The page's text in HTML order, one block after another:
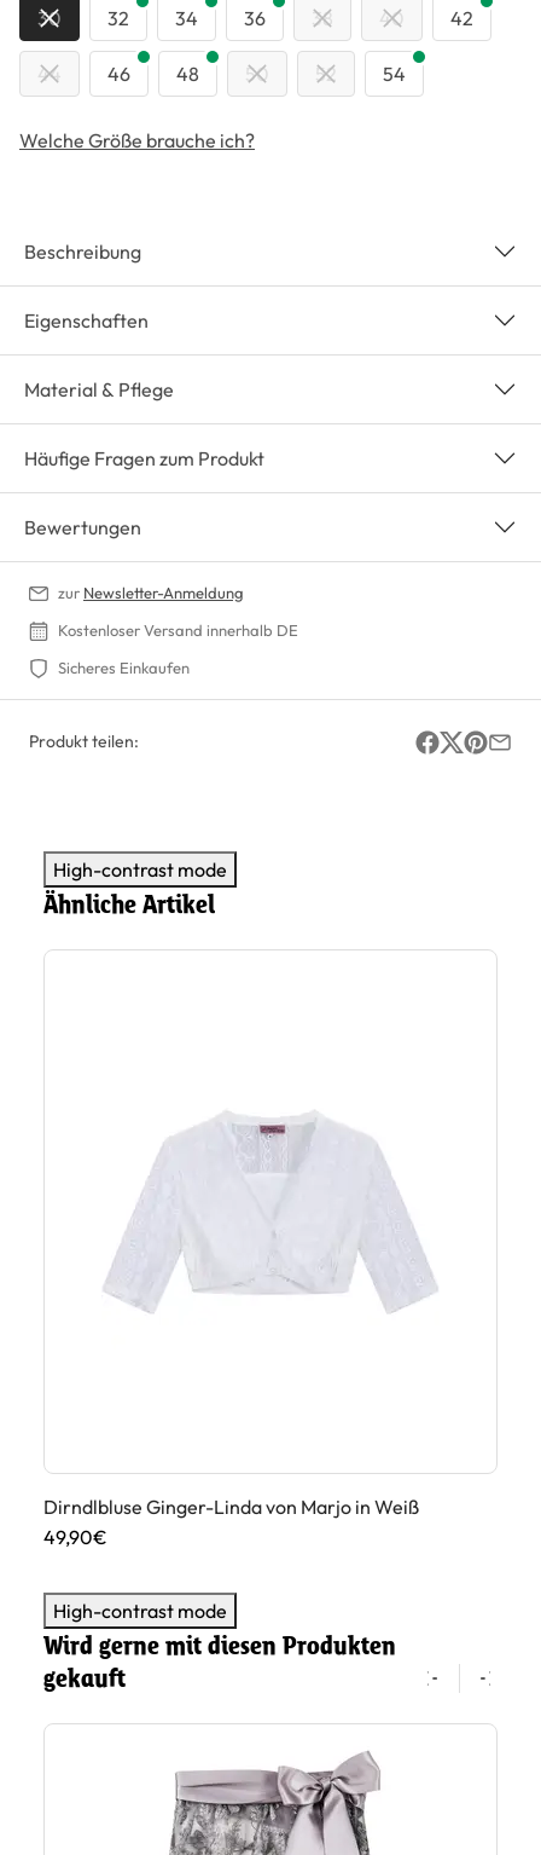
30 32 34 36 38 40 42
44 46 48 50 52 54
Welche Größe brauche ich?
Beschreibung
Eigenschaften
Material & Pflege
Häufige Fragen zum Produkt
Bewertungen
zur Newsletter-Anmeldung
Kostenloser Versand innerhalb DE
Sicheres Einkaufen
Produkt teilen:
High-contrast mode
Ähnliche Artikel
Dirndlbluse Ginger-Linda von Marjo in Weiß
49,90€
High-contrast mode
Wird gerne mit diesen Produkten
gekauft